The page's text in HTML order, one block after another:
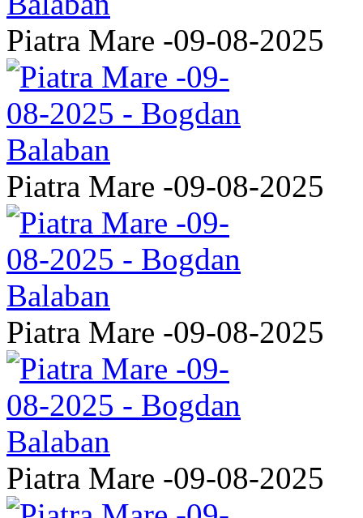
Piatra Mare -09-08-2025
Piatra Mare -09-08-2025
Piatra Mare -09-08-2025
Piatra Mare -09-08-2025